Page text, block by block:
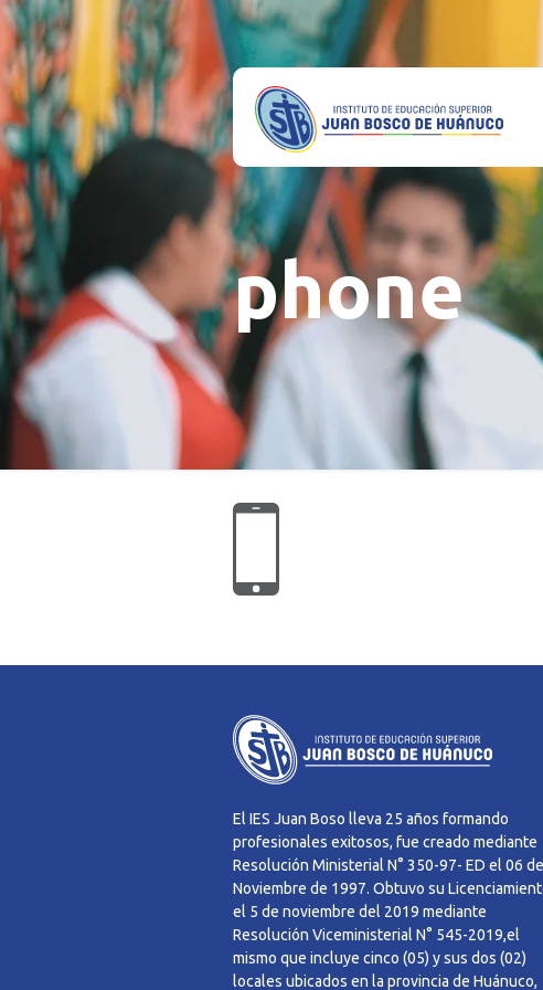
phone
El IES Juan Boso lleva 25 años formando
profesionales exitosos, fue creado mediante
Resolución Ministerial N° 350-97- ED el 06 de
Noviembre de 1997. Obtuvo su
el 5 de noviembre del 2019 mediante
Resolución Viceministerial N° 545-2019,el
mismo que incluye cinco (05) y sus dos (02)
locales ubicados en la provincia de Huánuco,